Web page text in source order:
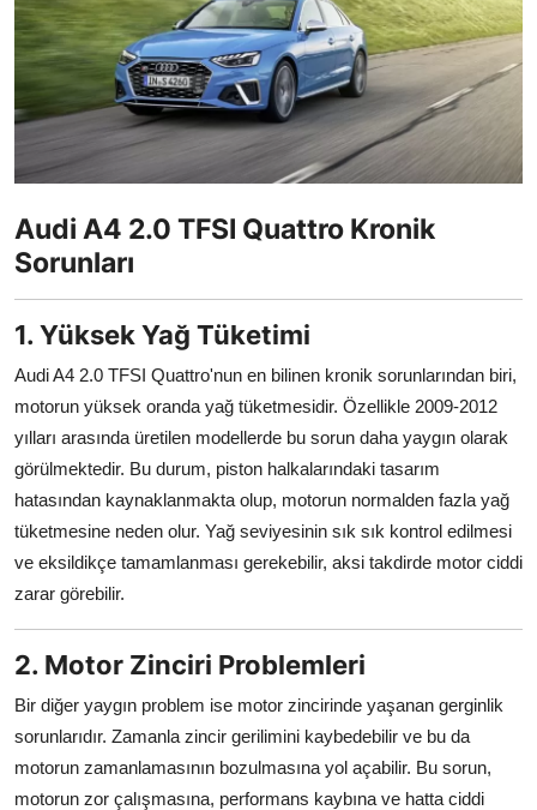
Kiralama & Filo
Sürüş & Güvenlik
Lastik & Jant
LPG & Yakıt
Elektrik & Akü
Klima & Konfor
Aydınlatma & Görüş
Şanzıman & Aktarma
Dizel Sistemler
Multimedya & Elektronik
Audi A4 2.0 TFSI Quattro Kronik
Sorunları
1. Yüksek Yağ Tüketimi
Audi A4 2.0 TFSI Quattro'nun en bilinen kronik sorunlarından biri,
motorun yüksek oranda yağ tüketmesidir. Özellikle 2009-2012
yılları arasında üretilen modellerde bu sorun daha yaygın olarak
görülmektedir. Bu durum, piston halkalarındaki tasarım
hatasından kaynaklanmakta olup, motorun normalden fazla yağ
tüketmesine neden olur. Yağ seviyesinin sık sık kontrol edilmesi
ve eksildikçe tamamlanması gerekebilir, aksi takdirde motor ciddi
zarar görebilir.
2. Motor Zinciri Problemleri
Bir diğer yaygın problem ise motor zincirinde yaşanan gerginlik
sorunlarıdır. Zamanla zincir gerilimini kaybedebilir ve bu da
motorun zamanlamasının bozulmasına yol açabilir. Bu sorun,
motorun zor çalışmasına, performans kaybına ve hatta ciddi